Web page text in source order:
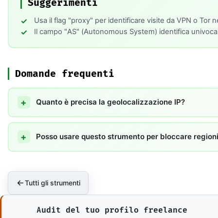
Usa il flag "proxy" per identificare visite da VPN o
Il campo "AS" (Autonomous System) identifica
Domande frequenti
Quanto è precisa la geolocalizzazione IP?
Posso usare questo strumento per bloccare
Tutti gli strumenti
Audit del tuo profilo freelance